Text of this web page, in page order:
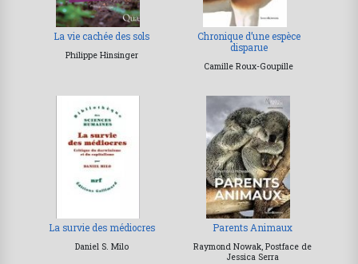
La vie cachée des sols
Philippe Hinsinger
Chronique d’une espèce
disparue
Camille Roux-Goupille
La survie des médiocres
Daniel S. Milo
Parents Animaux
Raymond Nowak, Postface de
Jessica Serra